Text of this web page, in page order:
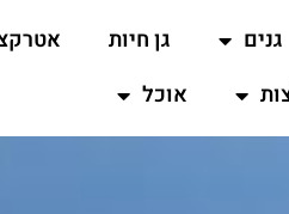
גנים גן חיות
אוכל